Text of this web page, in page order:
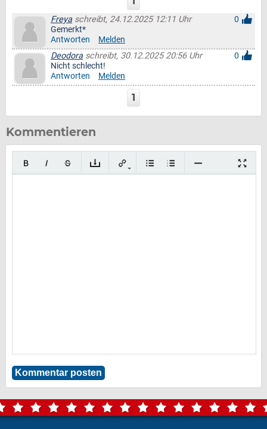
Freya schreibt, 24.12.2025 12:11 Uhr
0
Gemerkt*
Antworten
Melden
Deodoraschreibt, 30.12.2025 20:56 Uhr
0
Nicht schlecht!
Antworten
Melden
1
Kommentieren